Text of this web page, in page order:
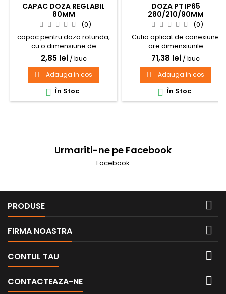
CAPAC DOZA REGLABIL
80MM
(0)
capac pentru doza rotunda,
cu o dimensiune de
100x100mm
2,85 lei / buc
 Adauga in cos
 În Stoc
DOZA PT IP65
280/210/90MM
(0)
Cutia aplicat de conexiune
are dimensiunile
280x210x90mm, din material
electroizolant gri
71,38 lei / buc
 Adauga in cos
 În Stoc
Urmariti-ne pe Facebook
Facebook
PRODUSE 
FIRMA NOASTRA 
CONTUL TAU 
CONTACTEAZA-NE 